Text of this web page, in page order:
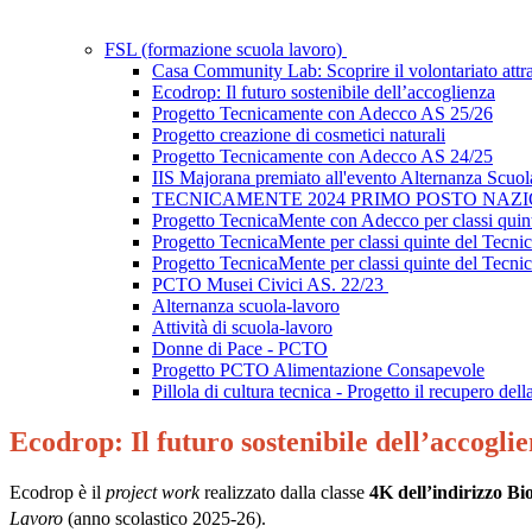
FSL (formazione scuola lavoro)
Casa Community Lab: Scoprire il volontariato
Ecodrop: Il futuro sostenibile dell’accoglienza
Progetto Tecnicamente con Adecco AS 25/26
Progetto creazione di cosmetici naturali
Progetto Tecnicamente con Adecco AS 24/25
IIS Majorana premiato all'evento Alternanza
TECNICAMENTE 2024 PRIMO POSTO
Progetto TecnicaMente con Adecco per classi
Progetto TecnicaMente per classi quinte del
Progetto TecnicaMente per classi quinte del
PCTO Musei Civici AS. 22/23
Alternanza scuola-lavoro
Attività di scuola-lavoro
Donne di Pace - PCTO
Progetto PCTO Alimentazione Consapevole
Pillola di cultura tecnica - Progetto il recupero
Ecodrop: Il futuro sostenibile
Ecodrop è il project workrealizzato dalla classe 4K dell’indirizzo
Lavoro (anno scolastico 2025-26).